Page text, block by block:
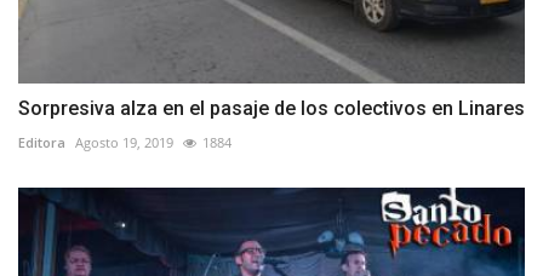
Sorpresiva alza en el pasaje de los colectivos en Linares
Editora Agosto 19, 2019 1884